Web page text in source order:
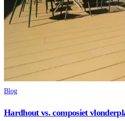
Blog
Hardhout vs. composiet